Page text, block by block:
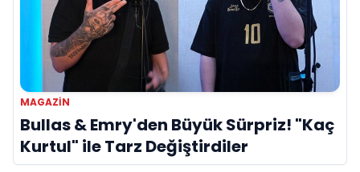
MAGAZIN
Bullas & Emry'den Büyük Sürpriz! "Kaç
Kurtul" ile Tarz Değiştirdiler